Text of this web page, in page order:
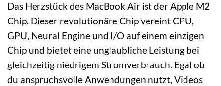
Das Herzstück des MacBook Air ist der Apple M2
Chip. Dieser revolutionäre Chip vereint CPU,
GPU, Neural Engine und I/O auf einem einzigen
Chip und bietet eine unglaubliche Leistung bei
gleichzeitig niedrigem Stromverbrauch. Egal ob
du anspruchsvolle Anwendungen nutzt, Videos